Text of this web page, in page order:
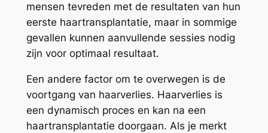
mensen tevreden met de resultaten van hun
eerste haartransplantatie, maar in sommige
gevallen kunnen aanvullende sessies nodig
zijn voor optimaal resultaat.
Een andere factor om te overwegen is de
voortgang van haarverlies. Haarverlies is
een dynamisch proces en kan na een
haartransplantatie doorgaan. Als je merkt